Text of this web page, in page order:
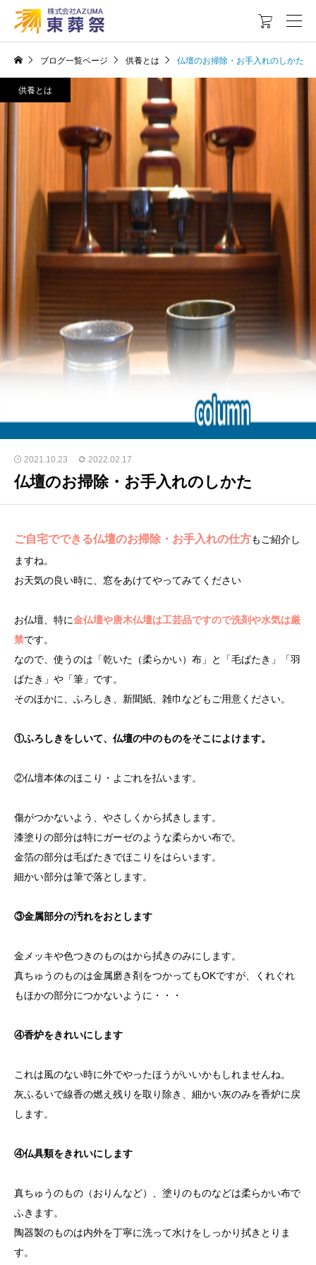

ブログ一覧ページ 供養とは 仏壇のお掃除・お手入れのしかた
供養とは
2021.10.23 2022.02.17
仏壇のお掃除・お手入れのしかた
ご自宅でできる仏壇のお掃除・お手入れの仕方もご紹介し
ますね。
お天気の良い時に、窓をあけてやってみてください
お仏壇、特に金仏壇や唐木仏壇は工芸品ですので洗剤や水気は厳
禁です。
なので、使うのは「乾いた（柔らかい）布」と「毛ばたき」「羽
ばたき」や「筆」です。
そのほかに、ふろしき、新聞紙、雑巾などもご用意ください。
①ふろしきをしいて、仏壇の中のものをそこによけます。
②仏壇本体のほこり・よごれを払います。
傷がつかないよう、やさしくから拭きします。
漆塗りの部分は特にガーゼのような柔らかい布で。
金箔の部分は毛ばたきでほこりをはらいます。
細かい部分は筆で落とします。
③金属部分の汚れをおとします
金メッキや色つきのものはから拭きのみにします。
真ちゅうのものは金属磨き剤をつかってもOKですが、くれぐれ
もほかの部分につかないように・・・
④香炉をきれいにします
これは風のない時に外でやったほうがいいかもしれませんね。
灰ふるいで線香の燃え残りを取り除き、細かい灰のみを香炉に戻
します。
④仏具類をきれいにします
真ちゅうのもの（おりんなど）、塗りのものなどは柔らかい布で
ふきます。
陶器製のものは内外を丁寧に洗って水けをしっかり拭きとりま
す。